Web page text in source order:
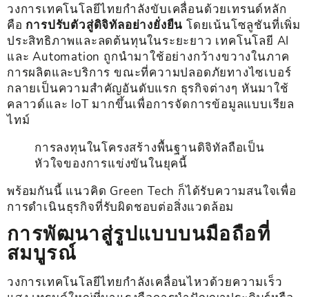
วงการเทคโนโลยีไทยกำลังขับเคลื่อนด้วยเทรนด์หลัก
คือ การปรับตัวสู่ดิจิทัลอย่างยั่งยืน โดยเน้นโซลูชันที่เพิ่ม
ประสิทธิภาพและลดต้นทุนในระยะยาว เทคโนโลยี AI
และ Automation ถูกนำมาใช้อย่างกว้างขวางในภาค
การผลิตและบริการ ขณะที่ความปลอดภัยทางไซเบอร์
กลายเป็นความสำคัญอันดับแรก ธุรกิจต่างๆ หันมาใช้
คลาวด์และ IoT มากขึ้นเพื่อการจัดการข้อมูลแบบเรียล
ไทม์
การลงทุนในโครงสร้างพื้นฐานดิจิทัลถือเป็น
หัวใจของการแข่งขันในยุคนี้
พร้อมกันนี้ แนวคิด Green Tech ก็ได้รับความสนใจเพื่อ
การดำเนินธุรกิจที่รับผิดชอบต่อสิ่งแวดล้อม
การพัฒนาสู่รูปแบบบนมือถือที่
สมบูรณ์
วงการเทคโนโลยีไทยกำลังเคลื่อนไหวด้วยความเร็ว